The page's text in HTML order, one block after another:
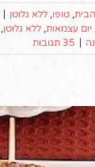
, טופו, ללא גלוטן
יום עצמאות, ללא גלוטן,
35 תגובות